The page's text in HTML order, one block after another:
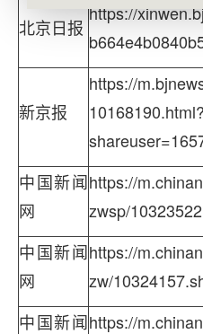
北京日报
https://
新京报
https://
10168190.html?
中国新闻
网
https://
zwsp/
中国新闻
网
https://
zw/
中国新闻https://